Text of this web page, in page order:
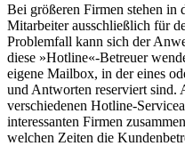
Bei größeren Firmen stehen in
Mitarbeiter ausschließlich für
Problemfall kann sich der
diese »Hotline«-Betreuer
eigene Mailbox, in der eines
und Antworten reserviert sind.
verschiedenen Hotline-
interessanten Firmen
welchen Zeiten die